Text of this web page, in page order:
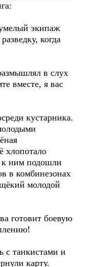
экипаж
когда
в слух
вместе, я вас
кустарника.
хлопотало
к ним подошли
в комбинезонах
молодой
готовит боевую
танкистами и
карту.